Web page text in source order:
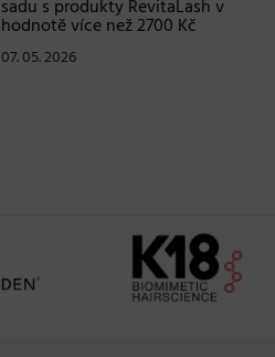
sadu s produkty RevitaLash v
hodnotě více než 2700 Kč
07. 05. 2026